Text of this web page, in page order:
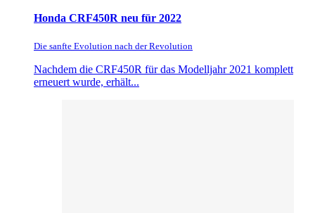
Honda CRF450R neu für 2022
Die sanfte Evolution nach der Revolution
Nachdem die CRF450R für das Modelljahr 2021 komplett
erneuert wurde, erhält...